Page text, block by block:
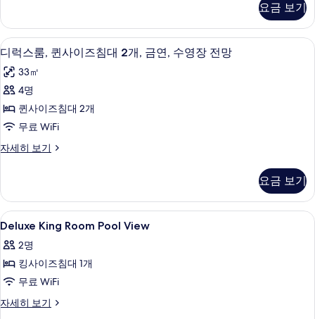
기
기
침
대
1
개,
금
연,
수
영
망
사
진
모
두
보
기
킹
사
이
즈
침
대
개,
금
수
망
자
세
히
보
기
요금 보기
디
럭
스
룸,
퀸
이
침
대
2
개,
금
연,
수
오리/거위털 이불, 필로우탑 침대, 객실
9
디럭스룸, 퀸사이즈침대 2개, 금연, 수영장 전망
33㎡
4명
퀸사이즈침대 2개
무료 WiFi
자세히 보기
디
퀸
사
이
침
대
개,
금
연,
요금 보기
Deluxe
King
Room
Pool
View
사
오리/거위털 이불, 필로우탑 침대, 객실
4
Deluxe King Room Pool View
2명
킹사이즈침대 1개
무료 WiFi
자세히 보기
Deluxe